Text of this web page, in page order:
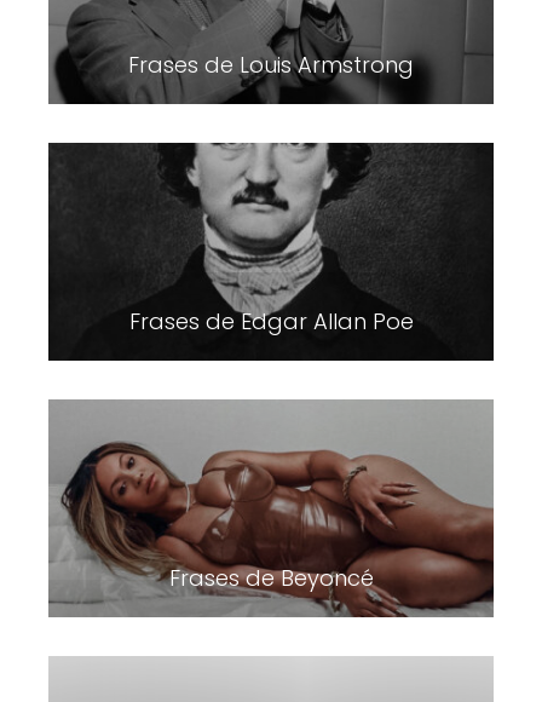
Frases de Louis Armstrong
Frases de Edgar Allan Poe
Frases de Beyoncé